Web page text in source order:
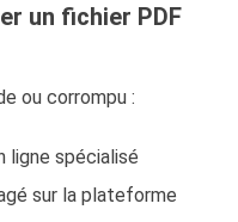
un fichier PDF
ou corrompu :
ligne spécialisé
sur la plateforme